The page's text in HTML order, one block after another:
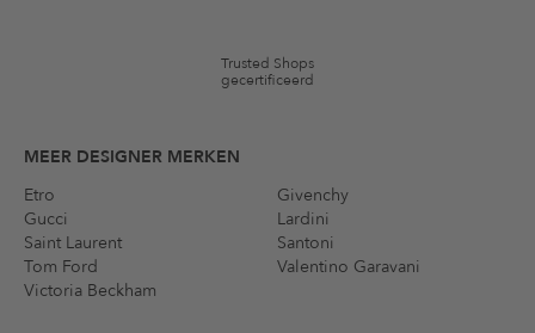
Trusted Shops
gecertificeerd
MEER DESIGNER MERKEN
Etro
Givenchy
Gucci
Lardini
Saint Laurent
Santoni
Tom Ford
Valentino Garavani
Victoria Beckham